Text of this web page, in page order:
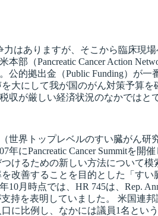
はありますが、そこから臨床現
部（Pancreatic Cancer Action
公的拠出金（Public Funding）が
大にして我が国のがん対策予算
収が厳しい経済状況のなかではと
世界トップレベルのすい臓がん
年にPancreatic Cancer Summitを
けるための新しい方法について
善することを目的とした「すい
月時点では、HR 745は、Rep.
支持を表明していました。 米国
に比例し、なかには議員1名と